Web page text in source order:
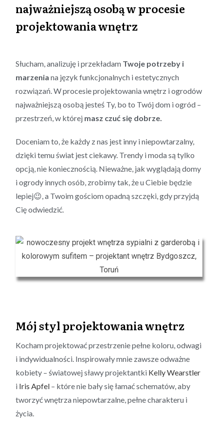
najważniejszą osobą w procesie
projektowania wnętrz
Słucham, analizuję i przekładam Twoje potrzeby i
marzenia na język funkcjonalnych i estetycznych
rozwiązań. W procesie projektowania wnętrz i ogrodów
najważniejszą osobą jesteś Ty, bo to Twój dom i ogród –
przestrzeń, w której masz czuć się dobrze.
Doceniam to, że każdy z nas jest inny i niepowtarzalny,
dzięki temu świat jest ciekawy. Trendy i moda są tylko
opcją, nie koniecznością. Nieważne, jak wyglądają domy
i ogrody innych osób, zrobimy tak, że u Ciebie będzie
lepiej😉, a Twoim gościom opadną szczęki, gdy przyjdą
Cię odwiedzić.
Mój styl projektowania wnętrz
Kocham projektować przestrzenie pełne koloru, odwagi
i indywidualności. Inspirowały mnie zawsze odważne
kobiety – światowej sławy projektantki Kelly Wearstler
i Iris Apfel – które nie bały się łamać schematów, aby
tworzyć wnętrza niepowtarzalne, pełne charakteru i
życia.